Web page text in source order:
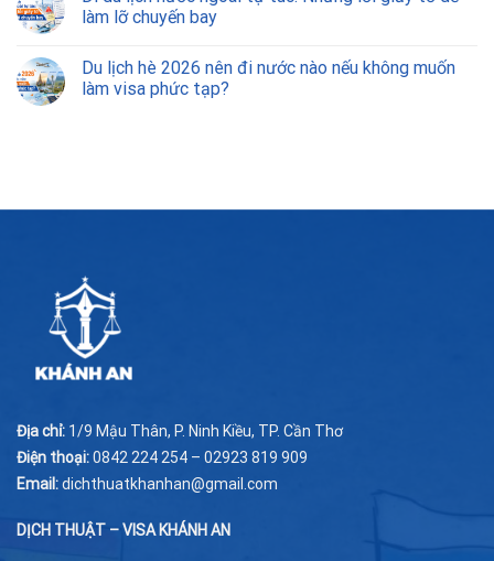
làm lỡ chuyến bay
Du lịch hè 2026 nên đi nước nào nếu không muốn
làm visa phức tạp?
Địa chỉ: 1/9 Mậu Thân, P. Ninh Kiều, TP. Cần Thơ
Điện thoại:0842 224 254 – 02923 819 909
Email:dichthuatkhanhan@gmail.com
DỊCH THUẬT – VISA KHÁNH AN